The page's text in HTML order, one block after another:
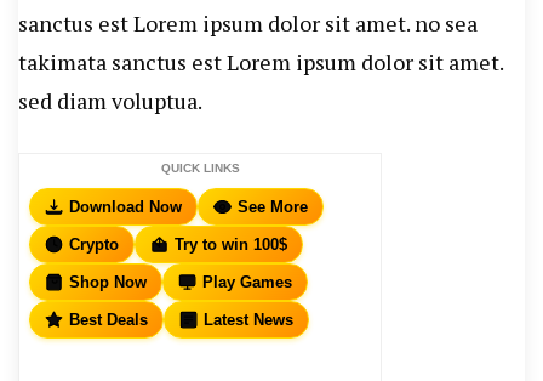
sanctus est Lorem ipsum dolor sit amet. no sea
takimata sanctus est Lorem ipsum dolor sit amet.
sed diam voluptua.
QUICK LINKS
Download Now See More
Crypto Try to win 100$
Shop Now Play Games
Best Deals Latest News